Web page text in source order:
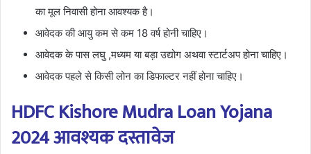
का मूल निवासी होना आवश्यक है।
आवेदक की आयु कम से कम 18 वर्ष होनी चाहिए।
आवेदक के पास लघु ,मध्यम या बड़ा उद्योग अथवा स्टार्टअप होना चाहिए।
आवेदक पहले से किसी लोन का डिफाल्टर नहीं होना चाहिए।
HDFC Kishore Mudra Loan Yojana
2024 आवश्यक दस्तावेज